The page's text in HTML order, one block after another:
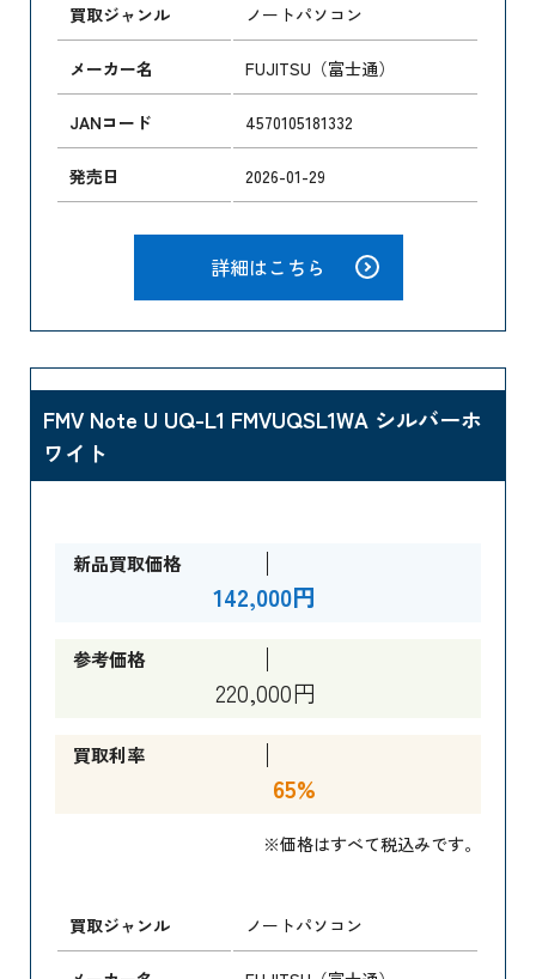
買取ジャンル ノートパソコン
メーカー名 FUJITSU（富士通）
JANコード 4570105181332
発売日 2026-01-29
詳細はこちら
FMV Note U UQ-L1 FMVUQSL1WA シルバーホ
ワイト
新品買取価格
142,000円
参考価格
220,000円
買取利率
65%
※価格はすべて税込みです。
買取ジャンル ノートパソコン